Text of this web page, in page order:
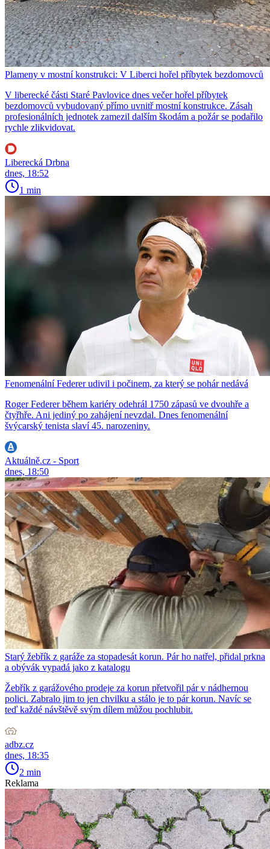
Plameny v mostní konstrukci: V Liberci hořel příbytek bezdomovců
V liberecké části Staré Pavlovice dnes večer hořel příbytek
bezdomovců vybudovaný přímo uvnitř mostní konstrukce. Zásah
profesionálních jednotek zamezil dalším škodám a požár se podařilo
rychle zlikvidovat.
Liberecká Drbna
dnes, 18:52
1 min
Fenomenální Federer udivil i počinem, za který se pohár nedává
Roger Federer během kariéry odehrál 1750 zápasů ve dvouhře a
čtyřhře. Ani jediný po zahájení nevzdal. Dnes fenomenální
švýcarský tenista slaví 45. narozeniny.
Aktuálně.cz - Sport
dnes, 18:50
Starý žebřík z garáže za stopadesát korun. Pár ho natřel, přidal prkna
a obývák vypadá jako z katalogu
Žebřík z garážového prodeje za korun přetvořil pár v nádhernou
polici. Zabralo jim to jen chvilku a stálo je to pár korun. Navíc se
teď každé návštěvě svým dílem můžou pochlubit.
adbz.cz
dnes, 18:35
2 min
Reklama